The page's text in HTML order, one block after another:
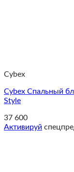
Cybex
Cybex Спальный
Style
37 600
Активируй